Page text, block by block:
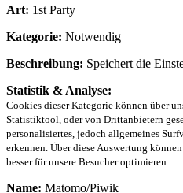
Art: 1st Party
Kategorie: Notwendig
Beschreibung: Speichert die
Statistik & Analyse:
Cookies dieser Kategorie können über
Statistiktool, oder von Drittanbietern
personalisiertes, jedoch allgemeines
erkennen. Über diese Auswertung
besser für unsere Besucher optimieren.
Name: Matomo/Piwik